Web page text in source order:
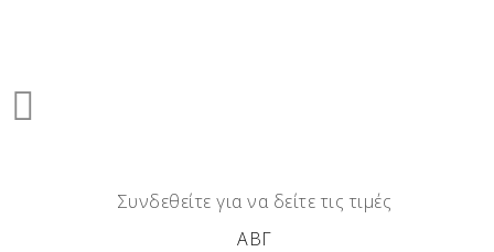
Συνδεθείτε για να δείτε τις τιμές
ΑΒΓ